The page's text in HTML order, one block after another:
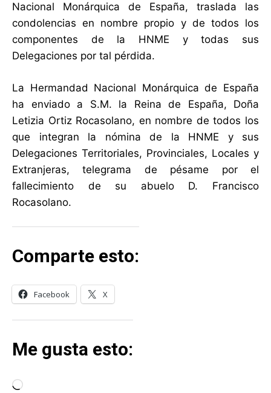
Nacional Monárquica de España, traslada las
condolencias en nombre propio y de todos los
componentes de la HNME y todas sus
Delegaciones por tal pérdida.
La Hermandad Nacional Monárquica de España
ha enviado a S.M. la Reina de España, Doña
Letizia Ortiz Rocasolano, en nombre de todos los
que integran la nómina de la HNME y sus
Delegaciones Territoriales, Provinciales, Locales y
Extranjeras, telegrama de pésame por el
fallecimiento de su abuelo D. Francisco
Rocasolano.
Comparte esto:
Facebook X
Me gusta esto:
C